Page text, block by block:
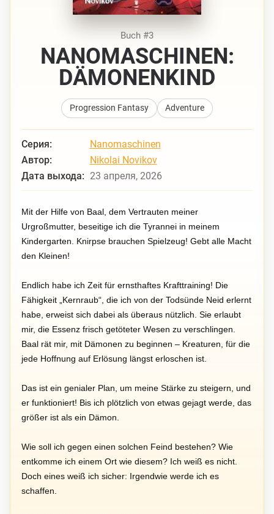
Buch #3
NANOMASCHINEN:
DÄMONENKIND
Progression Fantasy Adventure
Серия:
Nanomaschinen
Автор:
Nikolai Novikov
Дата выхода: 23 апреля, 2026
Mit der Hilfe von Baal, dem Vertrauten meiner
Urgroßmutter, beseitige ich die Tyrannei in meinem
Kindergarten. Knirpse brauchen Spielzeug! Gebt alle Macht
den Kleinen!
Endlich habe ich Zeit für ernsthaftes Krafttraining! Die
Fähigkeit „Kernraub“, die ich von der Todsünde Neid erlernt
habe, erweist sich dabei als überaus nützlich. Sie erlaubt
mir, die Essenz frisch getöteter Wesen zu verschlingen.
Baal rät mir, mit Dämonen zu beginnen – Kreaturen, für die
jede Hoffnung auf Erlösung längst erloschen ist.
Das ist ein genialer Plan, um meine Stärke zu steigern, und
er funktioniert! Bis ich plötzlich von etwas gejagt werde, das
größer ist als ein Dämon.
Wie soll ich gegen einen solchen Feind bestehen? Wie
entkomme ich einem Ort wie diesem? Ich weiß es nicht.
Doch eines weiß ich sicher: Irgendwie werde ich es
schaffen.